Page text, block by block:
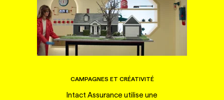
CAMPAGNES ET CRÉATIVITÉ
Intact Assurance utilise une